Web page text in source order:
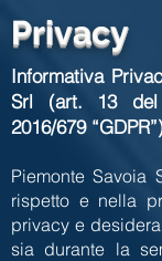
Privacy
Informativa
Srl (art. 13 del
2016/679
Piemonte Savoia
rispetto e nella
privacy e
sia durante la